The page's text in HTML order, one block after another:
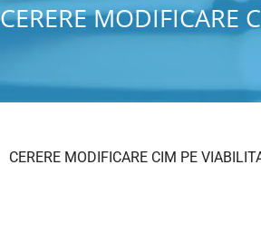
CERERE MODIFICARE
CERERE MODIFICARE CIM PE